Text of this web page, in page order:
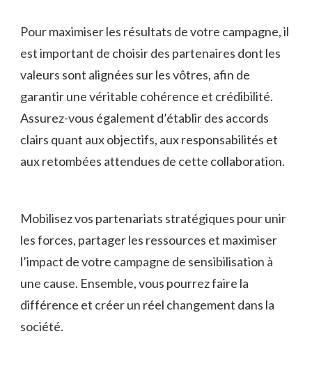
Pour maximiser les résultats de votre campagne, il
est⁤ important ‍de choisir des partenaires dont les
valeurs‍ sont alignées sur les ⁤vôtres, afin de
garantir une véritable ⁤cohérence et crédibilité.
Assurez-vous également d’établir des accords
clairs quant aux objectifs, ⁢aux responsabilités et ​
aux retombées attendues de cette‌ collaboration.
Mobilisez ‍vos partenariats​ stratégiques‍ pour⁤ unir
les forces, partager ⁤les ressources et maximiser
‌l’impact de votre campagne​ de sensibilisation‌ à
une cause. Ensemble, vous pourrez faire la
différence‌ et créer‌ un réel ‌changement dans la
société.